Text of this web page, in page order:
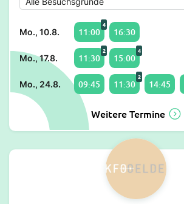
Mo., 10.8. 11:00
4
16:30
Mo., 17.8. 11:30
2
15:00
4
Mo., 24.8. 09:45 11:30
2
14:45
Weitere Termine